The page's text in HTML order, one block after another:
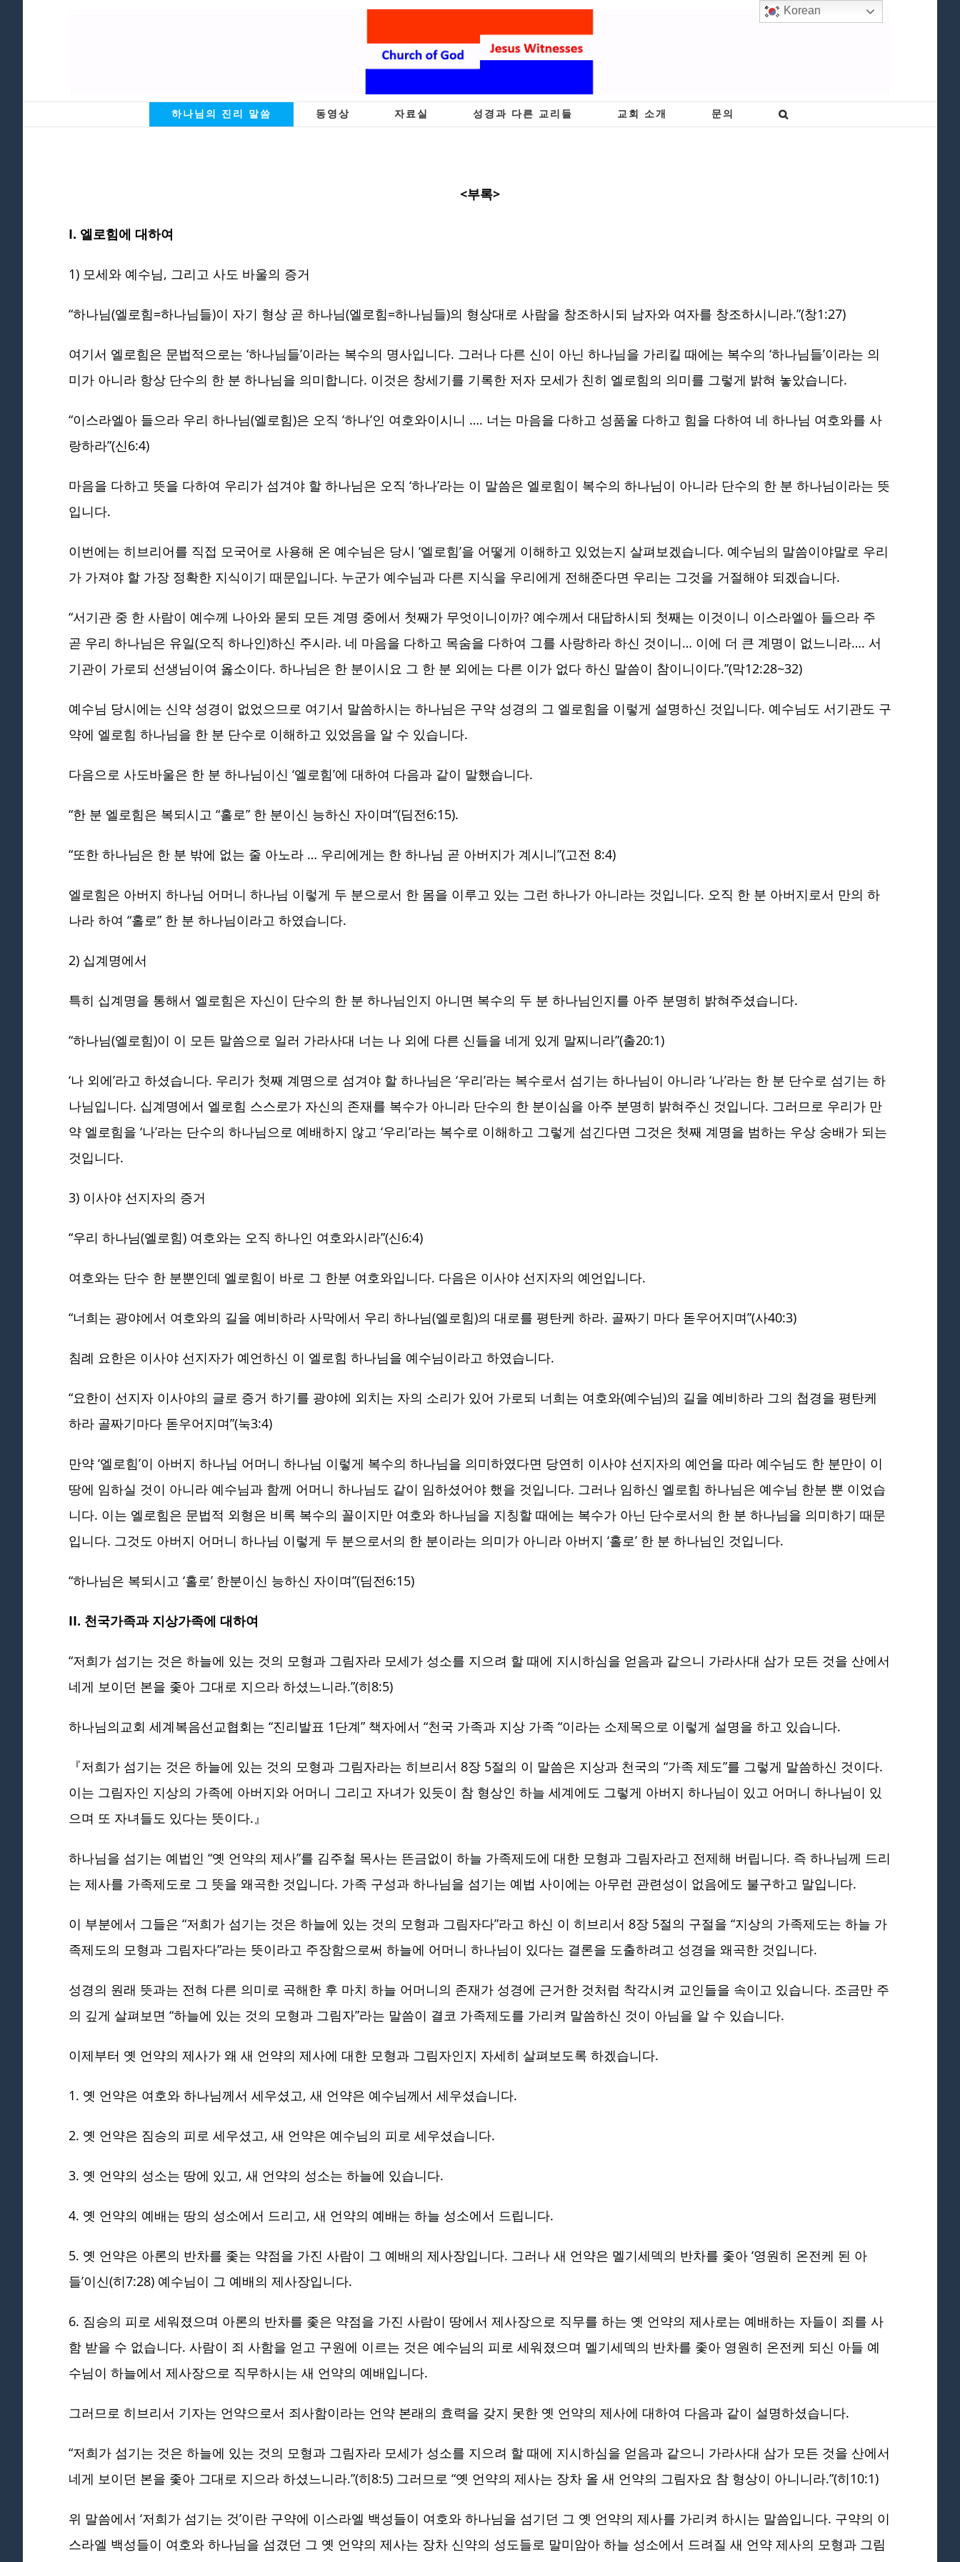
하나님의 진리 말씀 동영상 자료실 성경과 다른 교리들 교회 소개 문의
<부록>
I. 엘로힘에 대하여
1) 모세와 예수님, 그리고 사도 바울의 증거
“하나님(엘로힘=하나님들)이 자기 형상 곧 하나님(엘로힘=하나님들)의 형상대로 사람을 창조하시되 남자와 여자를 창조하시니라.”(창1:27)
여기서 엘로힘은 문법적으로는 ‘하나님들’이라는 복수의 명사입니다. 그러나 다른 신이 아닌 하나님을 가리킬 때에는 복수의 ‘하나님들’이라는 의
미가 아니라 항상 단수의 한 분 하나님을 의미합니다. 이것은 창세기를 기록한 저자 모세가 친히 엘로힘의 의미를 그렇게 밝혀 놓았습니다.
“이스라엘아 들으라 우리 하나님(엘로힘)은 오직 ‘하나’인 여호와이시니 …. 너는 마음을 다하고 성품울 다하고 힘을 다하여 네 하나님 여호와를 사
랑하라”(신6:4)
마음을 다하고 뜻을 다하여 우리가 섬겨야 할 하나님은 오직 ‘하나’라는 이 말씀은 엘로힘이 복수의 하나님이 아니라 단수의 한 분 하나님이라는 뜻
입니다.
이번에는 히브리어를 직접 모국어로 사용해 온 예수님은 당시 ‘엘로힘’을 어떻게 이해하고 있었는지 살펴보겠습니다. 예수님의 말씀이야말로 우리
가 가져야 할 가장 정확한 지식이기 때문입니다. 누군가 예수님과 다른 지식을 우리에게 전해준다면 우리는 그것을 거절해야 되겠습니다.
“서기관 중 한 사람이 예수께 나아와 묻되 모든 계명 중에서 첫째가 무엇이니이까? 예수께서 대답하시되 첫째는 이것이니 이스라엘아 들으라 주
곧 우리 하나님은 유일(오직 하나인)하신 주시라. 네 마음을 다하고 목숨을 다하여 그를 사랑하라 하신 것이니… 이에 더 큰 계명이 없느니라…. 서
기관이 가로되 선생님이여 옳소이다. 하나님은 한 분이시요 그 한 분 외에는 다른 이가 없다 하신 말씀이 참이니이다.”(막12:28~32)
예수님 당시에는 신약 성경이 없었으므로 여기서 말씀하시는 하나님은 구약 성경의 그 엘로힘을 이렇게 설명하신 것입니다. 예수님도 서기관도 구
약에 엘로힘 하나님을 한 분 단수로 이해하고 있었음을 알 수 있습니다.
다음으로 사도바울은 한 분 하나님이신 ‘엘로힘’에 대하여 다음과 같이 말했습니다.
“한 분 엘로힘은 복되시고 “홀로” 한 분이신 능하신 자이며“(딤전6:15).
“또한 하나님은 한 분 밖에 없는 줄 아노라 … 우리에게는 한 하나님 곧 아버지가 계시니”(고전 8:4)
엘로힘은 아버지 하나님 어머니 하나님 이렇게 두 분으로서 한 몸을 이루고 있는 그런 하나가 아니라는 것입니다. 오직 한 분 아버지로서 만의 하
나라 하여 “홀로” 한 분 하나님이라고 하였습니다.
2) 십계명에서
특히 십계명을 통해서 엘로힘은 자신이 단수의 한 분 하나님인지 아니면 복수의 두 분 하나님인지를 아주 분명히 밝혀주셨습니다.
“하나님(엘로힘)이 이 모든 말씀으로 일러 가라사대 너는 나 외에 다른 신들을 네게 있게 말찌니라”(출20:1)
‘나 외에’라고 하셨습니다. 우리가 첫째 계명으로 섬겨야 할 하나님은 ‘우리’라는 복수로서 섬기는 하나님이 아니라 ‘나’라는 한 분 단수로 섬기는 하
나님입니다. 십계명에서 엘로힘 스스로가 자신의 존재를 복수가 아니라 단수의 한 분이심을 아주 분명히 밝혀주신 것입니다. 그러므로 우리가 만
약 엘로힘을 ‘나’라는 단수의 하나님으로 예배하지 않고 ‘우리’라는 복수로 이해하고 그렇게 섬긴다면 그것은 첫째 계명을 범하는 우상 숭배가 되는
것입니다.
3) 이사야 선지자의 증거
“우리 하나님(엘로힘) 여호와는 오직 하나인 여호와시라”(신6:4)
여호와는 단수 한 분뿐인데 엘로힘이 바로 그 한분 여호와입니다. 다음은 이사야 선지자의 예언입니다.
“너희는 광야에서 여호와의 길을 예비하라 사막에서 우리 하나님(엘로힘)의 대로를 평탄케 하라. 골짜기 마다 돋우어지며”(사40:3)
침례 요한은 이사야 선지자가 예언하신 이 엘로힘 하나님을 예수님이라고 하였습니다.
“요한이 선지자 이사야의 글로 증거 하기를 광야에 외치는 자의 소리가 있어 가로되 너희는 여호와(예수님)의 길을 예비하라 그의 첩경을 평탄케
하라 골짜기마다 돋우어지며”(눅3:4)
만약 ‘엘로힘’이 아버지 하나님 어머니 하나님 이렇게 복수의 하나님을 의미하였다면 당연히 이사야 선지자의 예언을 따라 예수님도 한 분만이 이
땅에 임하실 것이 아니라 예수님과 함께 어머니 하나님도 같이 임하셨어야 했을 것입니다. 그러나 임하신 엘로힘 하나님은 예수님 한분 뿐 이었습
니다. 이는 엘로힘은 문법적 외형은 비록 복수의 꼴이지만 여호와 하나님을 지칭할 때에는 복수가 아닌 단수로서의 한 분 하나님을 의미하기 때문
입니다. 그것도 아버지 어머니 하나님 이렇게 두 분으로서의 한 분이라는 의미가 아니라 아버지 ‘홀로’ 한 분 하나님인 것입니다.
“하나님은 복되시고 ‘홀로’ 한분이신 능하신 자이며”(딤전6:15)
II. 천국가족과 지상가족에 대하여
“저희가 섬기는 것은 하늘에 있는 것의 모형과 그림자라 모세가 성소를 지으려 할 때에 지시하심을 얻음과 같으니 가라사대 삼가 모든 것을 산에서
네게 보이던 본을 좇아 그대로 지으라 하셨느니라.”(히8:5)
하나님의교회 세계복음선교협회는 “진리발표 1단계” 책자에서 “천국 가족과 지상 가족 “이라는 소제목으로 이렇게 설명을 하고 있습니다.
『저희가 섬기는 것은 하늘에 있는 것의 모형과 그림자라는 히브리서 8장 5절의 이 말씀은 지상과 천국의 “가족 제도”를 그렇게 말씀하신 것이다.
이는 그림자인 지상의 가족에 아버지와 어머니 그리고 자녀가 있듯이 참 형상인 하늘 세계에도 그렇게 아버지 하나님이 있고 어머니 하나님이 있
으며 또 자녀들도 있다는 뜻이다.』
하나님을 섬기는 예법인 “옛 언약의 제사”를 김주철 목사는 뜬금없이 하늘 가족제도에 대한 모형과 그림자라고 전제해 버립니다. 즉 하나님께 드리
는 제사를 가족제도로 그 뜻을 왜곡한 것입니다. 가족 구성과 하나님을 섬기는 예법 사이에는 아무런 관련성이 없음에도 불구하고 말입니다.
이 부분에서 그들은 “저희가 섬기는 것은 하늘에 있는 것의 모형과 그림자다”라고 하신 이 히브리서 8장 5절의 구절을 “지상의 가족제도는 하늘 가
족제도의 모형과 그림자다”라는 뜻이라고 주장함으로써 하늘에 어머니 하나님이 있다는 결론을 도출하려고 성경을 왜곡한 것입니다.
성경의 원래 뜻과는 전혀 다른 의미로 곡해한 후 마치 하늘 어머니의 존재가 성경에 근거한 것처럼 착각시켜 교인들을 속이고 있습니다. 조금만 주
의 깊게 살펴보면 “하늘에 있는 것의 모형과 그림자”라는 말씀이 결코 가족제도를 가리켜 말씀하신 것이 아님을 알 수 있습니다.
이제부터 옛 언약의 제사가 왜 새 언약의 제사에 대한 모형과 그림자인지 자세히 살펴보도록 하겠습니다.
1. 옛 언약은 여호와 하나님께서 세우셨고, 새 언약은 예수님께서 세우셨습니다.
2. 옛 언약은 짐승의 피로 세우셨고, 새 언약은 예수님의 피로 세우셨습니다.
3. 옛 언약의 성소는 땅에 있고, 새 언약의 성소는 하늘에 있습니다.
4. 옛 언약의 예배는 땅의 성소에서 드리고, 새 언약의 예배는 하늘 성소에서 드립니다.
5. 옛 언약은 아론의 반차를 좇는 약점을 가진 사람이 그 예배의 제사장입니다. 그러나 새 언약은 멜기세덱의 반차를 좇아 ‘영원히 온전케 된 아
들’이신(히7:28) 예수님이 그 예배의 제사장입니다.
6. 짐승의 피로 세워졌으며 아론의 반차를 좇은 약점을 가진 사람이 땅에서 제사장으로 직무를 하는 옛 언약의 제사로는 예배하는 자들이 죄를 사
함 받을 수 없습니다. 사람이 죄 사함을 얻고 구원에 이르는 것은 예수님의 피로 세워졌으며 멜기세덱의 반차를 좇아 영원히 온전케 되신 아들 예
수님이 하늘에서 제사장으로 직무하시는 새 언약의 예배입니다.
그러므로 히브리서 기자는 언약으로서 죄사함이라는 언약 본래의 효력을 갖지 못한 옛 언약의 제사에 대하여 다음과 같이 설명하셨습니다.
“저희가 섬기는 것은 하늘에 있는 것의 모형과 그림자라 모세가 성소를 지으려 할 때에 지시하심을 얻음과 같으니 가라사대 삼가 모든 것을 산에서
네게 보이던 본을 좇아 그대로 지으라 하셨느니라.”(히8:5) 그러므로 “옛 언약의 제사는 장차 올 새 언약의 그림자요 참 형상이 아니니라.”(히10:1)
위 말씀에서 ‘저희가 섬기는 것’이란 구약에 이스라엘 백성들이 여호와 하나님을 섬기던 그 옛 언약의 제사를 가리켜 하시는 말씀입니다. 구약의 이
스라엘 백성들이 여호와 하나님을 섬겼던 그 옛 언약의 제사는 장차 신약의 성도들로 말미암아 하늘 성소에서 드려질 새 언약 제사의 모형과 그림
Korean